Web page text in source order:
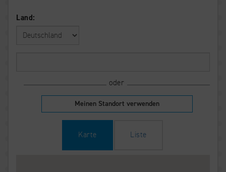
Land:
oder
Meinen Standort verwenden
Karte Liste